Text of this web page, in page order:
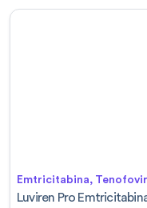
Emtricitabina, Tenofovir
Luviren Pro